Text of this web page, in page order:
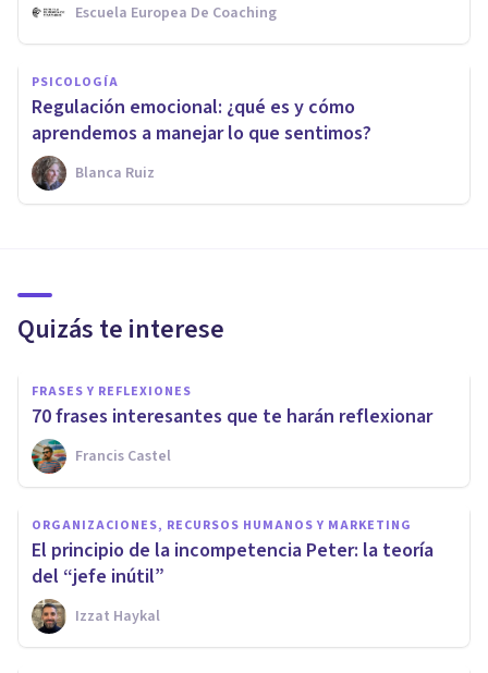
Escuela Europea De Coaching
PSICOLOGÍA
Regulación emocional: ¿qué es y cómo
aprendemos a manejar lo que sentimos?
Blanca Ruiz
Quizás te interese
FRASES Y REFLEXIONES
70 frases interesantes que te harán reflexionar
Francis Castel
ORGANIZACIONES, RECURSOS HUMANOS Y MARKETING
El principio de la incompetencia Peter: la teoría
del “jefe inútil”
Izzat Haykal